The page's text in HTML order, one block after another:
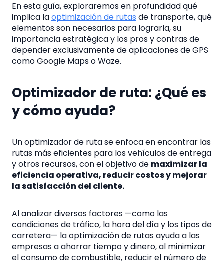
En esta guía, exploraremos en profundidad qué
implica laoptimización de rutas de transporte, qué
elementos son necesarios para lograrla, su
importancia estratégica y los pros y contras de
depender exclusivamente de aplicaciones de GPS
como Google Maps o Waze.
Optimizador de ruta: ¿Qué es
y cómo ayuda?
Un optimizador de ruta se enfoca en encontrar las
rutas más eficientes para los vehículos de entrega
y otros recursos, con el objetivo de maximizar la
eficiencia operativa, reducir costos y mejorar
la satisfacción del cliente.
Al analizar diversos factores —como las
condiciones de tráfico, la hora del día y los tipos de
carretera— la optimización de rutas ayuda a las
empresas a ahorrar tiempo y dinero, al minimizar
el consumo de combustible, reducir el número de